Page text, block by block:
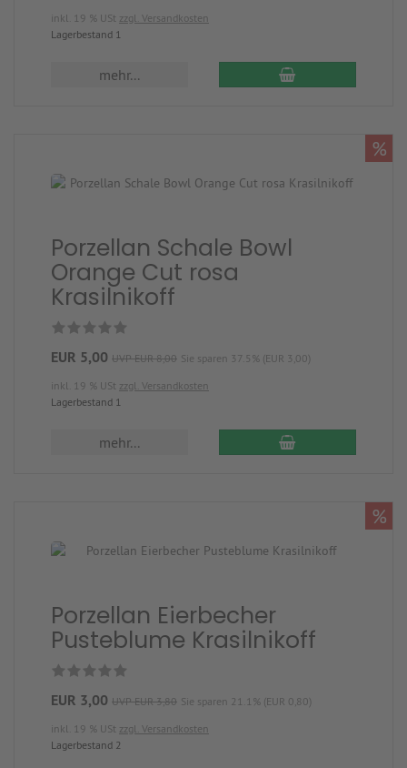
inkl. 19 % USt zzgl. Versandkosten
Lagerbestand 1
mehr...
Porzellan Schale Bowl
Orange Cut rosa
Krasilnikoff
EUR 5,00 UVP EUR 8,00 Sie sparen 37.5% (EUR 3,00)
inkl. 19 % USt zzgl. Versandkosten
Lagerbestand 1
mehr...
%
Porzellan Eierbecher
Pusteblume Krasilnikoff
EUR 3,00 UVP EUR 3,80 Sie sparen 21.1% (EUR 0,80)
inkl. 19 % USt zzgl. Versandkosten
Lagerbestand 2
%